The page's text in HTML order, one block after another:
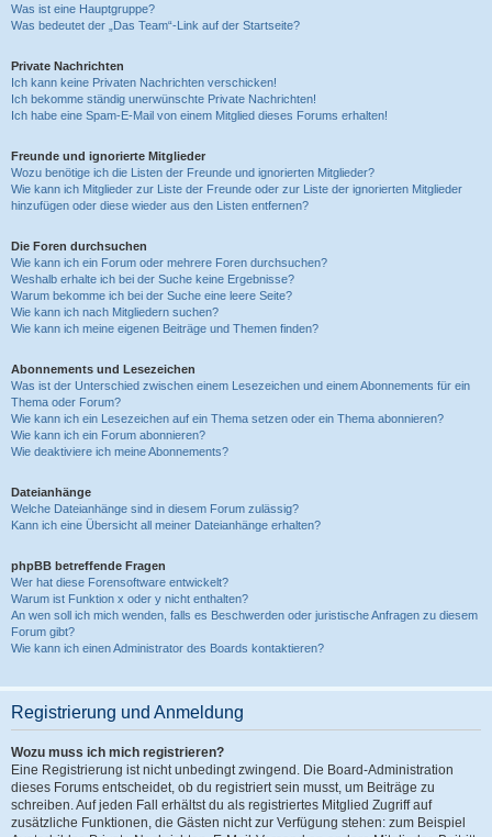
Was ist eine Hauptgruppe?
Was bedeutet der „Das Team“-Link auf der Startseite?
Private Nachrichten
Ich kann keine Privaten Nachrichten verschicken!
Ich bekomme ständig unerwünschte Private Nachrichten!
Ich habe eine Spam-E-Mail von einem Mitglied dieses Forums erhalten!
Freunde und ignorierte Mitglieder
Wozu benötige ich die Listen der Freunde und ignorierten Mitglieder?
Wie kann ich Mitglieder zur Liste der Freunde oder zur Liste der ignorierten Mitglieder
hinzufügen oder diese wieder aus den Listen entfernen?
Die Foren durchsuchen
Wie kann ich ein Forum oder mehrere Foren durchsuchen?
Weshalb erhalte ich bei der Suche keine Ergebnisse?
Warum bekomme ich bei der Suche eine leere Seite?
Wie kann ich nach Mitgliedern suchen?
Wie kann ich meine eigenen Beiträge und Themen finden?
Abonnements und Lesezeichen
Was ist der Unterschied zwischen einem Lesezeichen und einem Abonnements für ein
Thema oder Forum?
Wie kann ich ein Lesezeichen auf ein Thema setzen oder ein Thema abonnieren?
Wie kann ich ein Forum abonnieren?
Wie deaktiviere ich meine Abonnements?
Dateianhänge
Welche Dateianhänge sind in diesem Forum zulässig?
Kann ich eine Übersicht all meiner Dateianhänge erhalten?
phpBB betreffende Fragen
Wer hat diese Forensoftware entwickelt?
Warum ist Funktion x oder y nicht enthalten?
An wen soll ich mich wenden, falls es Beschwerden oder juristische Anfragen zu diesem
Forum gibt?
Wie kann ich einen Administrator des Boards kontaktieren?
Registrierung und Anmeldung
Wozu muss ich mich registrieren?
Eine Registrierung ist nicht unbedingt zwingend. Die Board-Administration
dieses Forums entscheidet, ob du registriert sein musst, um Beiträge zu
schreiben. Auf jeden Fall erhältst du als registriertes Mitglied Zugriff auf
zusätzliche Funktionen, die Gästen nicht zur Verfügung stehen: zum Beispiel